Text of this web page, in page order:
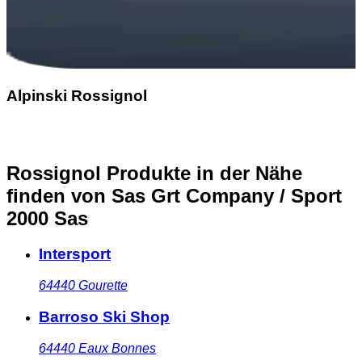
Alpinski Rossignol
Rossignol Produkte in der Nähe
finden von Sas Grt Company / Sport
2000 Sas
Intersport
64440 Gourette
Barroso Ski Shop
64440 Eaux Bonnes